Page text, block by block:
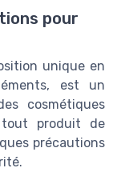
pour
unique en
est un
cosmétiques
tout produit de
précautions